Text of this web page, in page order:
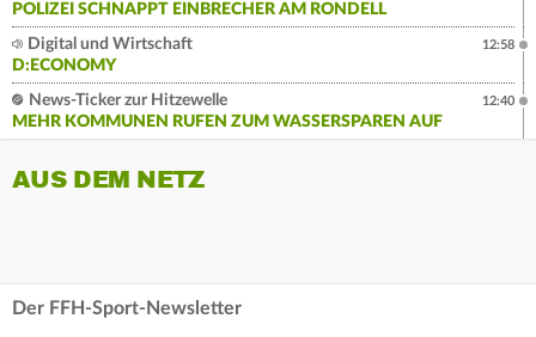
POLIZEI SCHNAPPT EINBRECHER AM RONDELL
Digital und Wirtschaft
D:ECONOMY
12:58
News-Ticker zur Hitzewelle
MEHR KOMMUNEN RUFEN ZUM WASSERSPAREN AUF
12:40
AUS DEM NETZ
Der FFH-Sport-Newsletter